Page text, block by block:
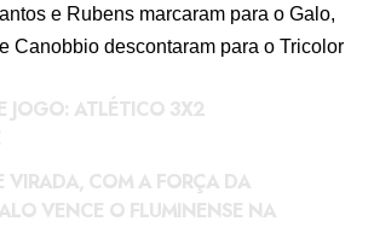
e Rubens marcaram para o Galo,
Canobbio descontaram para o Tricolor
JOGO: ATLÉTICO 3X2
VIRADA, COM A FORÇA DA
VENCE O FLUMINENSE NA